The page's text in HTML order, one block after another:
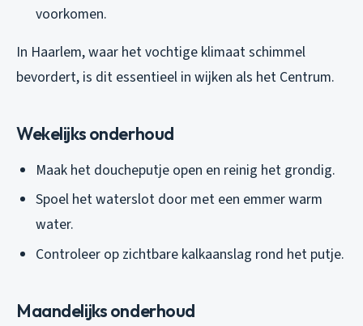
voorkomen.
In Haarlem, waar het vochtige klimaat schimmel
bevordert, is dit essentieel in wijken als het Centrum.
Wekelijks onderhoud
Maak het doucheputje open en reinig het grondig.
Spoel het waterslot door met een emmer warm
water.
Controleer op zichtbare kalkaanslag rond het putje.
Maandelijks onderhoud